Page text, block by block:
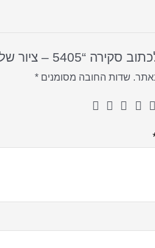
שמעון בר יוחאי להדפסה על קנבס או זכוכית”
שדות החובה מסומנים *